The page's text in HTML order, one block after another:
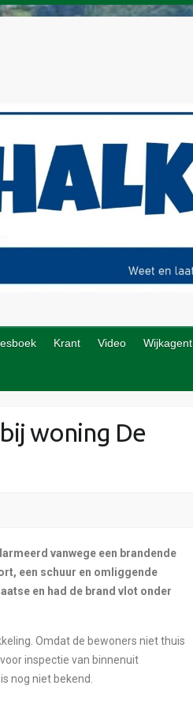
Krant Video Wijkagent
woning De
vanwege een brandende
een schuur en omliggende
en had de brand vlot onder
Omdat de bewoners niet thuis
inspectie van binnenuit
nog niet bekend.